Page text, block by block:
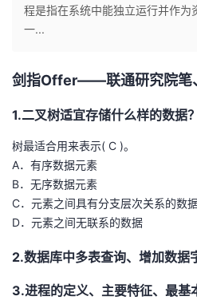
主
页
的
开
发
者
我
的
博
客
我
的
论
我
的
我
程是指在系统中能独立运行并作为
一...
剑指Offer——联通研究院笔
1.二叉树适宜存储什么样的数据？
树最适合用来表示( C )。
A．有序数据元素
B．无序数据元素
C．元素之间具有分支层次关系的数
D．元素之间无联系的数据
2.数据库中多表查询、增加数据
3.进程的定义、主要特征、最基